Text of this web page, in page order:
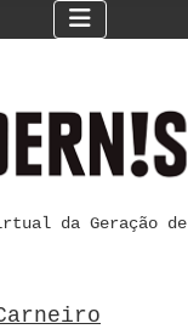
da Geração de